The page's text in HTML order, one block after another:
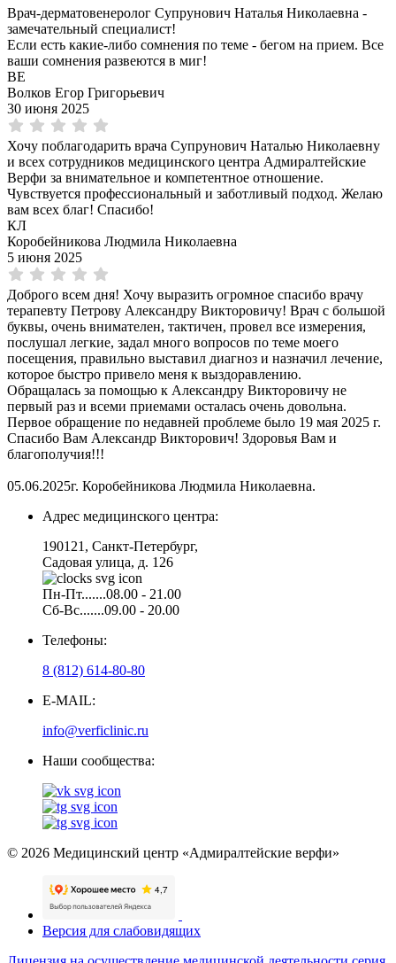
Врач-дерматовенеролог Супрунович Наталья Николаевна -
замечательный специалист!
Если есть какие-либо сомнения по теме - бегом на прием. Все
ваши сомнения развеются в миг!
ВЕ
Волков Егор Григорьевич
30 июня 2025
Хочу поблагодарить врача Супрунович Наталью Николаевну
и всех сотрудников медицинского центра Адмиралтейские
Верфи за внимательное и компетентное отношение.
Чувствуется профессиональный и заботливый подход. Желаю
вам всех благ! Спасибо!
КЛ
Коробейникова Людмила Николаевна
5 июня 2025
Доброго всем дня! Хочу выразить огромное спасибо врачу
терапевту Петрову Александру Викторовичу! Врач с большой
буквы, очень внимателен, тактичен, провел все измерения,
послушал легкие, задал много вопросов по теме моего
посещения, правильно выставил диагноз и назначил лечение,
которое быстро привело меня к выздоравлению.
Обращалась за помощью к Александру Викторовичу не
первый раз и всеми приемами осталась очень довольна.
Первое обращение по недавней проблеме было 19 мая 2025 г.
Спасибо Вам Александр Викторович! Здоровья Вам и
благополучия!!!
05.06.2025г. Коробейникова Людмила Николаевна.
Адрес медицинского центра:
190121, Санкт-Петербург,
Садовая улица, д. 126
Пн-Пт.......08.00 - 21.00
Сб-Вс.......09.00 - 20.00
Телефоны:
8 (812) 614-80-80
E-MAIL:
info@verficlinic.ru
Наши сообщества:
© 2026 Медицинский центр «Адмиралтейские верфи»
Версия для слабовидящих